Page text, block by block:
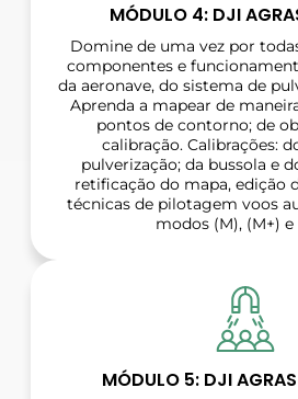
MÓDULO 4: DJI
Domine de uma vez por
componentes e
da aeronave, do sistema de
Aprenda a mapear de
pontos de contorno; de
calibração. Calibrações:
pulverização; da bussola e
retificação do mapa, edição
técnicas de pilotagem voos
modos (M), (M+) e
MÓDULO 5: DJI